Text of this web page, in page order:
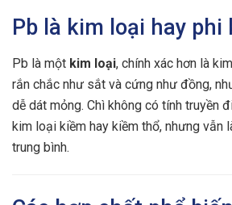
Pb là kim loại hay phi
Pb là một kim loại, chính xác hơn là
rắn chắc như sắt và cứng như đồng,
dễ dát mỏng. Chì không có tính truyền
kim loại kiềm hay kiềm thổ, nhưng vẫn
trung bình.